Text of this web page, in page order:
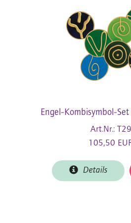
Engel-Kombisymbol-
Art.Nr.: T29
105,50
Details